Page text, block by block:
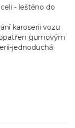
- leštěno do
karoserii vozu
gumovým
jednoduchá